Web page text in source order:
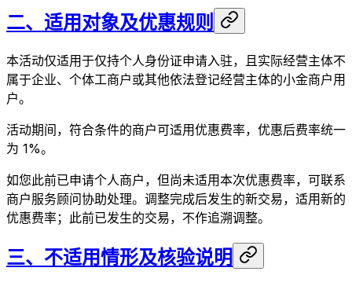
二、适用对象及优惠规则
本活动仅适用于仅持个人身份证申请入驻，且实际经营主体不
属于企业、个体工商户或其他依法登记经营主体的小金商户用
户。
活动期间，符合条件的商户可适用优惠费率，优惠后费率统一
为 1%。
如您此前已申请个人商户，但尚未适用本次优惠费率，可联系
商户服务顾问协助处理。调整完成后发生的新交易，适用新的
优惠费率；此前已发生的交易，不作追溯调整。
三、不适用情形及核验说明